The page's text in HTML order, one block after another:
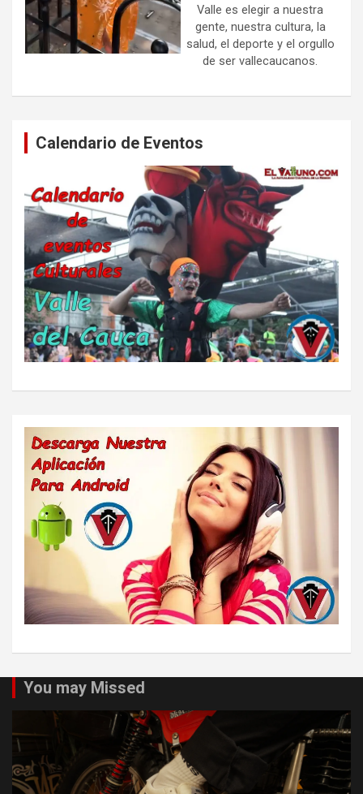
Valle es elegir a nuestra
gente, nuestra cultura, la
salud, el deporte y el orgullo
de ser vallecaucanos.
Calendario de Eventos
You may Missed